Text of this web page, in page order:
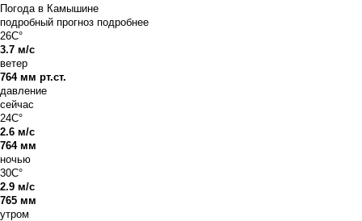
Погода в Камышине
подробный прогноз подробнее
26C°
3.7 м/с
ветер
764 мм рт.ст.
давление
сейчас
24C°
2.6 м/с
764 мм
ночью
30C°
2.9 м/с
765 мм
утром